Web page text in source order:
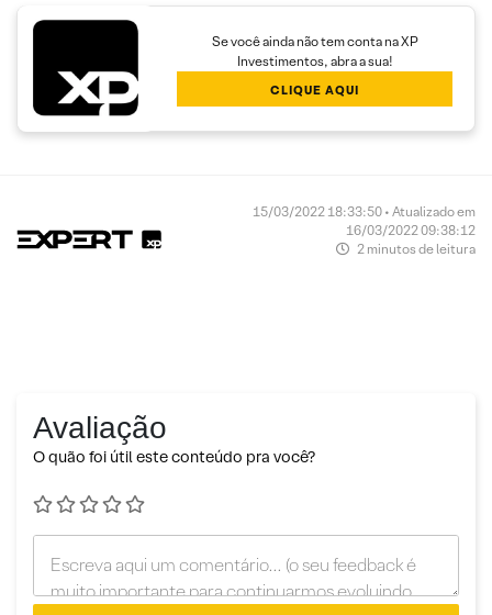
Se você ainda não tem conta na XP
Investimentos, abra a sua!
CLIQUE AQUI
15/03/2022 18:33:50 • Atualizado em
16/03/2022 09:38:12
2 minutos de leitura
Avaliação
O quão foi útil este conteúdo pra você?